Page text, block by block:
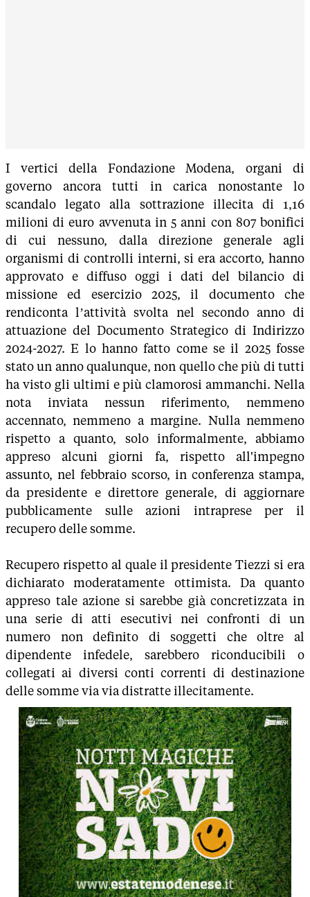
I vertici della Fondazione Modena, organi di
governo ancora tutti in carica nonostante lo
scandalo legato alla sottrazione illecita di 1,16
milioni di euro avvenuta in 5 anni con 807 bonifici
di cui nessuno, dalla direzione generale agli
organismi di controlli interni, si era accorto, hanno
approvato e diffuso oggi i dati del bilancio di
missione ed esercizio 2025, il documento che
rendiconta l’attività svolta nel secondo anno di
attuazione del Documento Strategico di Indirizzo
2024-2027. E lo hanno fatto come se il 2025 fosse
stato un anno qualunque, non quello che più di tutti
ha visto gli ultimi e più clamorosi ammanchi. Nella
nota inviata nessun riferimento, nemmeno
accennato, nemmeno a margine. Nulla nemmeno
rispetto a quanto, solo informalmente, abbiamo
appreso alcuni giorni fa, rispetto all'impegno
assunto, nel febbraio scorso, in conferenza stampa,
da presidente e direttore generale, di aggiornare
pubblicamente sulle azioni intraprese per il
recupero delle somme.
Recupero rispetto al quale il presidente Tiezzi si era
dichiarato moderatamente ottimista. Da quanto
appreso tale azione si sarebbe già concretizzata in
una serie di atti esecutivi nei confronti di un
numero non definito di soggetti che oltre al
dipendente infedele, sarebbero riconducibili o
collegati ai diversi conti correnti di destinazione
delle somme via via distratte illecitamente.